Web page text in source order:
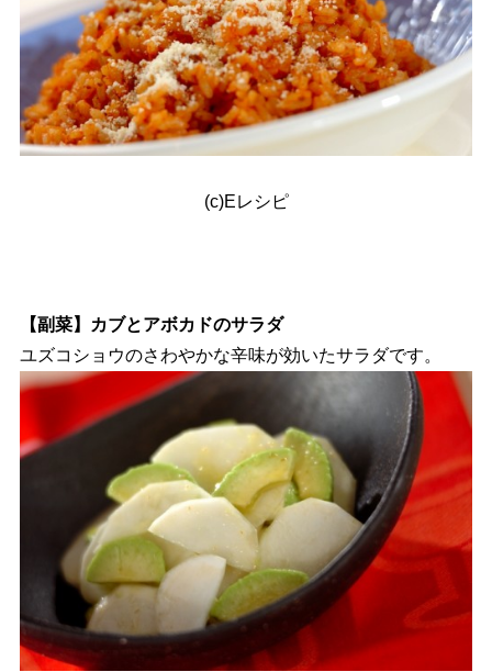
(c)Eレシピ
【副菜】カブとアボカドのサラダ
ユズコショウのさわやかな辛味が効いたサラダです。